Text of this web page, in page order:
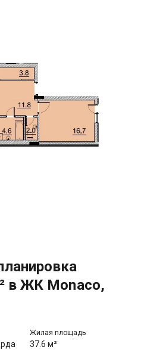
в ЖК Monaco,
Жилая площадь
37.6 м²